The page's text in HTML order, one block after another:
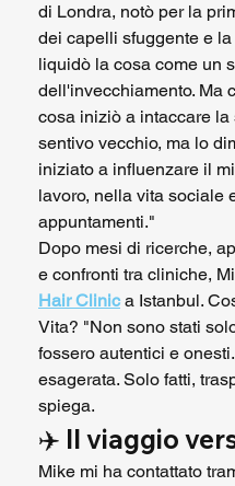
di Londra, notò per la
dei capelli sfuggente e
liquidò la cosa come un
dell'invecchiamento. Ma
cosa iniziò a intaccare la
sentivo vecchio, ma lo
iniziato a influenzare il
lavoro, nella vita sociale
appuntamenti."
Dopo mesi di ricerche,
e confronti tra cliniche,
Hair Clinic a Istanbul.
Vita? "Non sono stati
fossero autentici e
esagerata. Solo fatti,
spiega.
✈️ Il viaggio
Mike mi ha contattato